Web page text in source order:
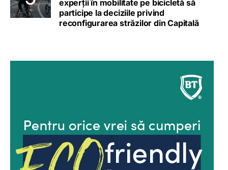
experții în mobilitate pe bicicletă să
participe la deciziile privind
reconfigurarea străzilor din Capitală